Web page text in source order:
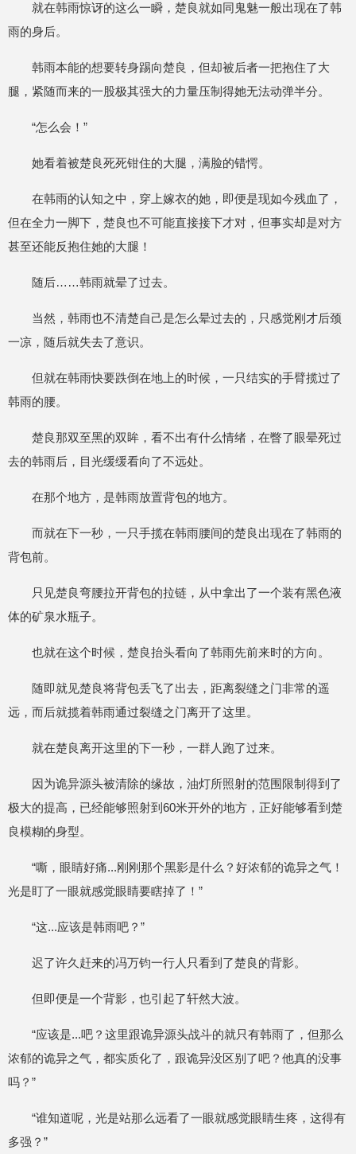
就在韩雨惊讶的这么一瞬，楚良就如同鬼魅一般出现在了韩
雨的身后。
韩雨本能的想要转身踢向楚良，但却被后者一把抱住了大
腿，紧随而来的一股极其强大的力量压制得她无法动弹半分。
“怎么会！”
她看着被楚良死死钳住的大腿，满脸的错愕。
在韩雨的认知之中，穿上嫁衣的她，即便是现如今残血了，
但在全力一脚下，楚良也不可能直接接下才对，但事实却是对方
甚至还能反抱住她的大腿！
随后……韩雨就晕了过去。
当然，韩雨也不清楚自己是怎么晕过去的，只感觉刚才后颈
一凉，随后就失去了意识。
但就在韩雨快要跌倒在地上的时候，一只结实的手臂揽过了
韩雨的腰。
楚良那双至黑的双眸，看不出有什么情绪，在瞥了眼晕死过
去的韩雨后，目光缓缓看向了不远处。
在那个地方，是韩雨放置背包的地方。
而就在下一秒，一只手揽在韩雨腰间的楚良出现在了韩雨的
背包前。
只见楚良弯腰拉开背包的拉链，从中拿出了一个装有黑色液
体的矿泉水瓶子。
也就在这个时候，楚良抬头看向了韩雨先前来时的方向。
随即就见楚良将背包丢飞了出去，距离裂缝之门非常的遥
远，而后就揽着韩雨通过裂缝之门离开了这里。
就在楚良离开这里的下一秒，一群人跑了过来。
因为诡异源头被清除的缘故，油灯所照射的范围限制得到了
极大的提高，已经能够照射到60米开外的地方，正好能够看到楚
良模糊的身型。
“嘶，眼睛好痛...刚刚那个黑影是什么？好浓郁的诡异之气！
光是盯了一眼就感觉眼睛要瞎掉了！”
“这...应该是韩雨吧？”
迟了许久赶来的冯万钧一行人只看到了楚良的背影。
但即便是一个背影，也引起了轩然大波。
“应该是...吧？这里跟诡异源头战斗的就只有韩雨了，但那么
浓郁的诡异之气，都实质化了，跟诡异没区别了吧？他真的没事
吗？”
“谁知道呢，光是站那么远看了一眼就感觉眼睛生疼，这得有
多强？”